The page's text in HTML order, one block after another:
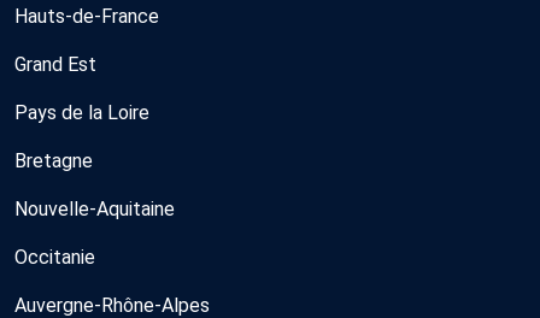
Hauts-de-France
Grand Est
Pays de la Loire
Bretagne
Nouvelle-Aquitaine
Occitanie
Auvergne-Rhône-Alpes